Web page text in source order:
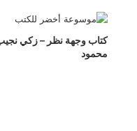
كتاب وجهة نظر – زكي
محمود